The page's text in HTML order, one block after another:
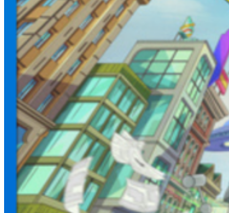
Forum & Community
Aktuelle Gewinnspiele
Unterstütze uns (Patreon)
Mein Fan-HQ
Unser Team & Kontakt
✨
TOY STORY 5 Produkt-Gewinnspiel:
Gewinne 1 von 2 Produktpaketen 🤠
Toy Story 5 Produkt-Gewinnspiel auf
DisneyCentral.de: Gewinne 1 von 2
Produktpaketen – u. a. Hi-Tech Buzz Lightyear,
Woody-Plüsch…
Jetzt teilnehmen!